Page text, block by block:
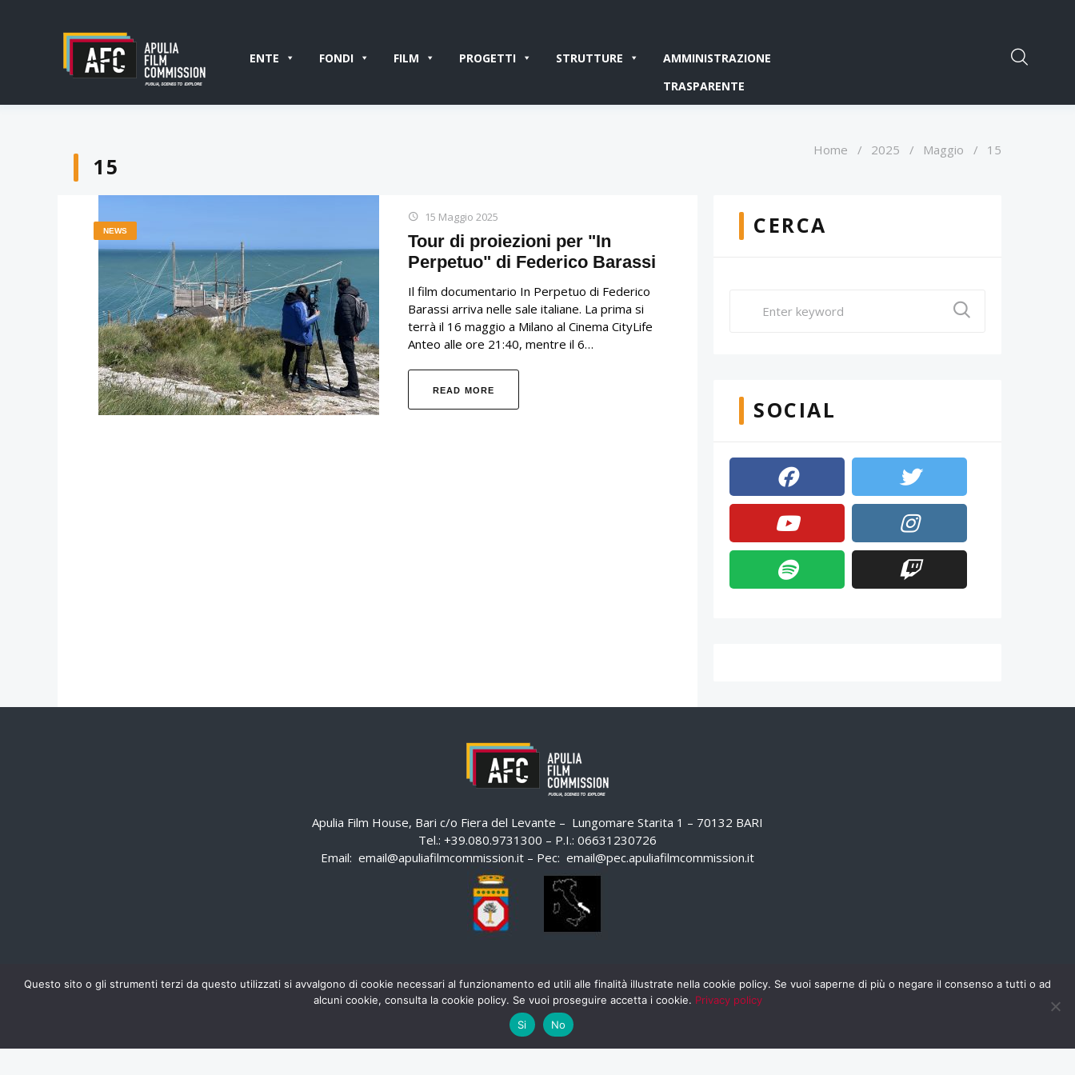
ENTE FONDI FILM PROGETTI STRUTTURE
AMMINISTRAZIONE
TRASPARENTE
15
Home / 2025 / Maggio / 15
15 Maggio 2025
NEWS
Tour di proiezioni per "In
Perpetuo" di Federico Barassi
Il film documentario In Perpetuo di Federico
Barassi arriva nelle sale italiane. La prima si
terrà il 16 maggio a Milano al Cinema CityLife
Anteo alle ore 21:40, mentre il 6…
READ MORE
CERCA
SOCIAL
Apulia Film House, Bari c/o Fiera del Levante – Lungomare Starita 1 – 70132 BARI
Tel.: +39.080.9731300 – P.I.: 06631230726
Email: email@apuliafilmcommission.it – Pec: email@pec.apuliafilmcommission.it
WHISTLEBLOWING
Questo sito o gli strumenti terzi da questo utilizzati si avvalgono di cookie necessari al funzionamento ed utili alle finalità illustrate nella cookie policy. Se vuoi saperne di più o negare il consenso a tutti o ad
alcuni cookie, consulta la cookie policy. Se vuoi proseguire accetta i cookie. Privacy policy
Si
No